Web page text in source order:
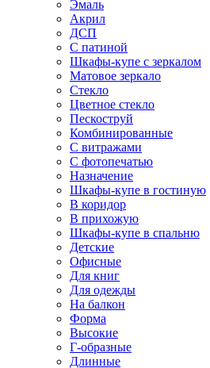
Эмаль
Акрил
ДСП
С патиной
Шкафы-купе с зеркалом
Матовое зеркало
Стекло
Цветное стекло
Пескоструй
Комбинированные
С витражами
С фотопечатью
Назначение
Шкафы-купе в гостиную
В коридор
В прихожую
Шкафы-купе в спальню
Детские
Офисные
Для книг
Для одежды
На балкон
Форма
Высокие
Г-образные
Длинные